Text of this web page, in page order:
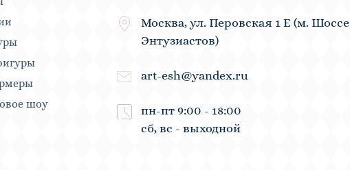
шоу
Москва, ул. Перовская 1 Е (м. Шоссе
Энтузиастов)
art-esh@yandex.ru
пн-пт 9:00 - 18:00
сб, вс - выходной